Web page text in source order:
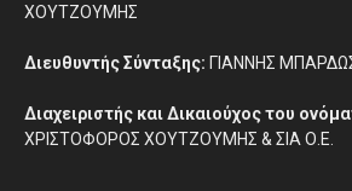
ΧΟΥΤΖΟΥΜΗΣ
Διευθυντής Σύνταξης: ΓΙΑΝΝΗΣ
Διαχειριστής και Δικαιούχος του
ΧΡΙΣΤΟΦΟΡΟΣ ΧΟΥΤΖΟΥΜΗΣ & ΣΙΑ Ο.Ε.